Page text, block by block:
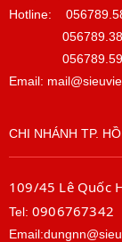
Hotline:
Email:
CHI NHÁNH TP.
109/45 Lê Quốc
Tel: 0906767342